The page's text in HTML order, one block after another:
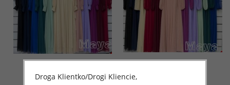
Droga Klientko/Drogi Kliencie,